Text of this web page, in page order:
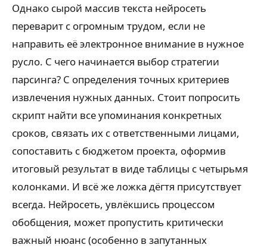
Однако сырой массив текста нейросеть
переварит с огромным трудом, если не
направить её электронное внимание в нужное
русло. С чего начинается выбор стратегии
парсинга? С определения точных критериев
извлечения нужных данных. Стоит попросить
скрипт найти все упоминания конкретных
сроков, связать их с ответственными лицами,
сопоставить с бюджетом проекта, оформив
итоговый результат в виде таблицы с четырьмя
колонками. И всё же ложка дёгтя присутствует
всегда. Нейросеть, увлёкшись процессом
обобщения, может пропустить критически
важный нюанс (особенно в запутанных